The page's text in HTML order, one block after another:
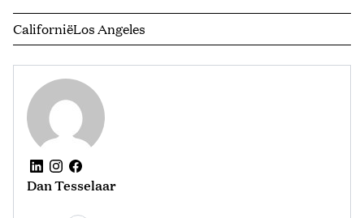
CaliforniëLos Angeles
Dan Tesselaar